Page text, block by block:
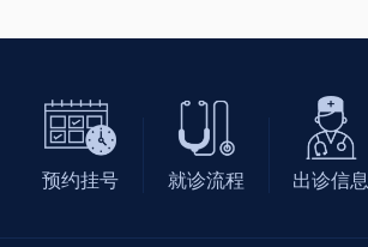
预约挂号 就诊流程 出诊信息